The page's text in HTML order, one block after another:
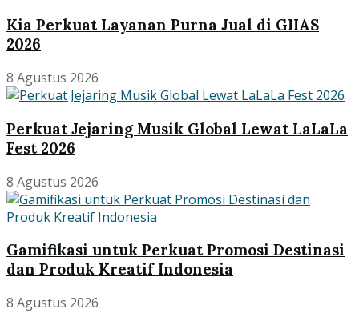
Kia Perkuat Layanan Purna Jual di GIIAS
2026
8 Agustus 2026
Perkuat Jejaring Musik Global Lewat LaLaLa
Fest 2026
8 Agustus 2026
Gamifikasi untuk Perkuat Promosi Destinasi
dan Produk Kreatif Indonesia
8 Agustus 2026